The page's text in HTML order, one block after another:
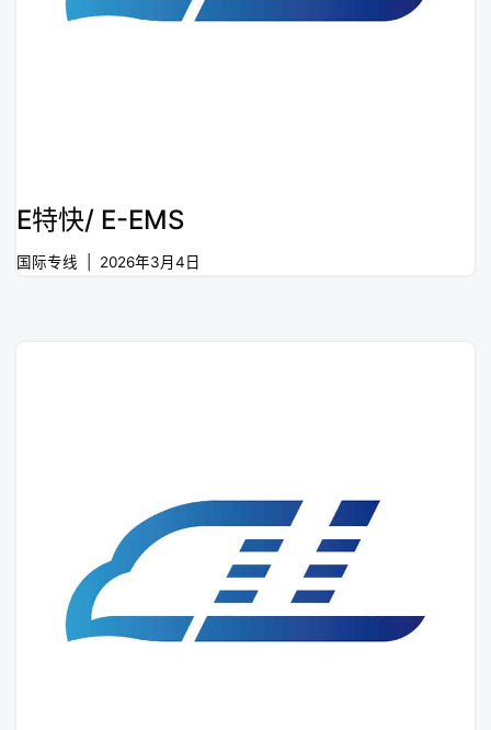
E特快/ E-EMS
国际专线 2026年3月4日